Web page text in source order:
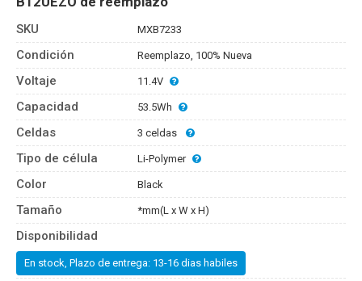
SKU MXB7233
Condición Reemplazo, 100% Nueva
Voltaje 11.4V
Capacidad 53.5Wh
Celdas 3 celdas
Tipo de célula Li-Polymer
Color Black
Tamaño *mm(L x W x H)
Disponibilidad
En stock, Plazo de entrega: 13-16 dias habiles